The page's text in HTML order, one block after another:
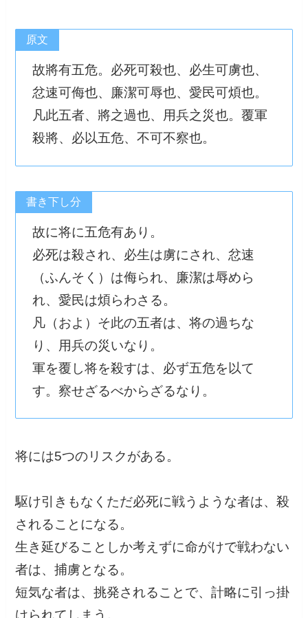
原文
故將有五危。必死可殺也、必生可虜也、
忿速可侮也、廉潔可辱也、愛民可煩也。
凡此五者、將之過也、用兵之災也。覆軍
殺將、必以五危、不可不察也。
書き下し分
故に将に五危有あり。
必死は殺され、必生は虜にされ、忿速
（ふんそく）は侮られ、廉潔は辱めら
れ、愛民は煩らわさる。
凡（およ）そ此の五者は、将の過ちな
り、用兵の災いなり。
軍を覆し将を殺すは、必ず五危を以て
す。察せざるべからざるなり。
将には5つのリスクがある。
駆け引きもなくただ必死に戦うような者は、殺
されることになる。
生き延びることしか考えずに命がけで戦わない
者は、捕虜となる。
短気な者は、挑発されることで、計略に引っ掛
けられてしまう。